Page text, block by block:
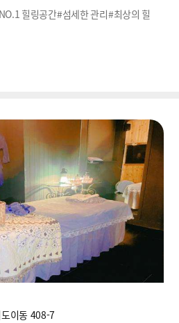
힐링공간#섬세한 관리#최상의 힐
이동 408-7